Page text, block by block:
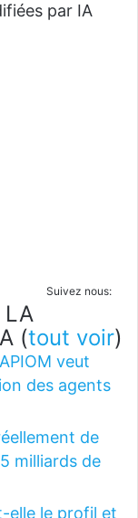
par IA
Suivez nous:
(tout voir)
veut
des agents
de
milliards de
elle le profil et